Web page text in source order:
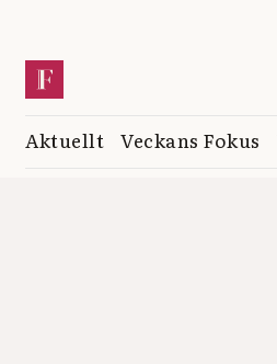
Aktuellt Veckans Fokus